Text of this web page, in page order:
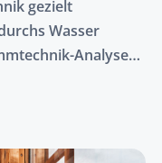
gezielt
Wasser
Analyse
Schwimmstil